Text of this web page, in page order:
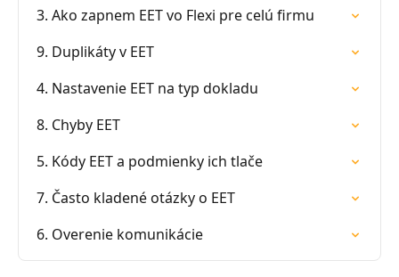
3. Ako zapnem EET vo Flexi pre celú firmu
9. Duplikáty v EET
4. Nastavenie EET na typ dokladu
8. Chyby EET
5. Kódy EET a podmienky ich tlače
7. Často kladené otázky o EET
6. Overenie komunikácie